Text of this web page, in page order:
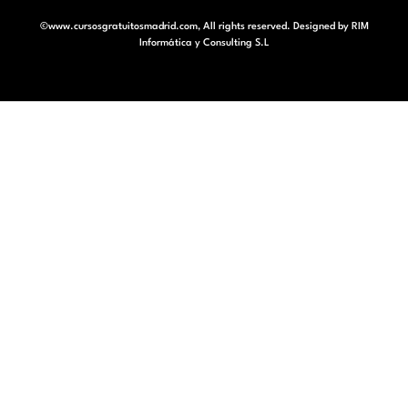
©www.cursosgratuitosmadrid.com, All rights reserved. Designed by RIM
Informática y Consulting S.L